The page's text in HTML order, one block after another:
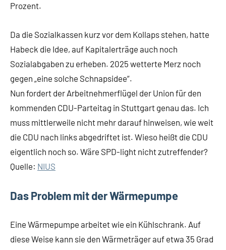
Prozent.
Da die Sozialkassen kurz vor dem Kollaps stehen, hatte
Habeck die Idee, auf Kapitalerträge auch noch
Sozialabgaben zu erheben. 2025 wetterte Merz noch
gegen „eine solche Schnapsidee“.
Nun fordert der Arbeitnehmerflügel der Union für den
kommenden CDU-Parteitag in Stuttgart genau das. Ich
muss mittlerweile nicht mehr darauf hinweisen, wie weit
die CDU nach links abgedriftet ist. Wieso heißt die CDU
eigentlich noch so. Wäre SPD-light nicht zutreffender?
Quelle: NIUS
Das Problem mit der Wärmepumpe
Eine Wärmepumpe arbeitet wie ein Kühlschrank. Auf
diese Weise kann sie den Wärmeträger auf etwa 35 Grad